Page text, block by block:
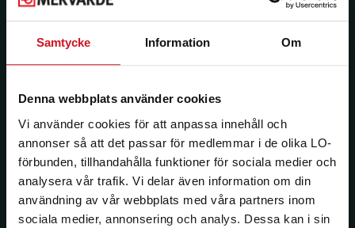
Samtycke Information Om
Denna webbplats använder cookies
Vi använder cookies för att anpassa innehåll och
annonser så att det passar för medlemmar i de olika LO-
förbunden, tillhandahålla funktioner för sociala medier och
analysera vår trafik. Vi delar även information om din
användning av vår webbplats med våra partners inom
sociala medier, annonsering och analys. Dessa kan i sin